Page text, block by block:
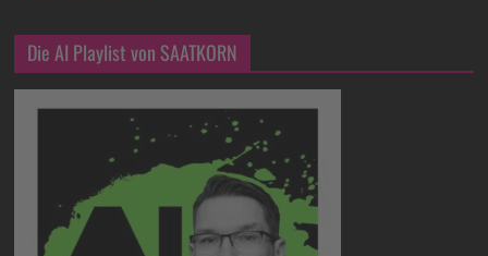
Die AI Playlist von SAATKORN